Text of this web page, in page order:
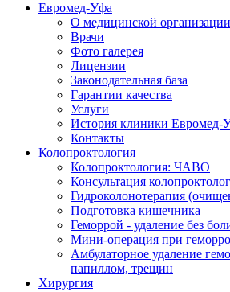
Евромед-Уфа
О медицинской организации
Врачи
Фото галерея
Лицензии
Законодательная база
Гарантии качества
Услуги
История клиники Евромед-
Контакты
Колопроктология
Колопроктология: ЧАВО
Консультация
Гидроколонотерапия
Подготовка кишечника
Геморрой - удаление без
Мини-операция при
Амбулаторное удаление
папиллом, трещин
Хирургия